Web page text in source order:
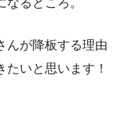
るところ。
んが降板する理由
いと思います！